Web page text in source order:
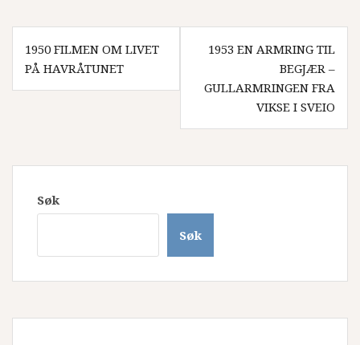
Innleggsnavigasjon
1950 FILMEN OM LIVET
PÅ HAVRÅTUNET
1953 EN ARMRING TIL
BEGJÆR –
GULLARMRINGEN FRA
VIKSE I SVEIO
Søk
Søk